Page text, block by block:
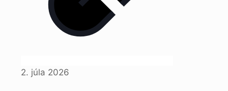
2. júla 2026